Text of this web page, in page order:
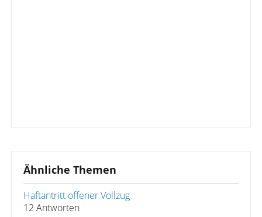
Ähnliche Themen
Haftantritt offener Vollzug
12 Antworten